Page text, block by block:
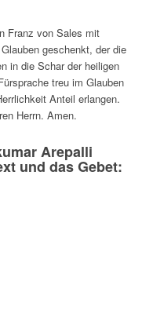
Franz von Sales mit
geschenkt, der die
in die Schar der heiligen
treu im Glauben
Anteil erlangen.
Herrn. Amen.
Arepalli
und das Gebet: